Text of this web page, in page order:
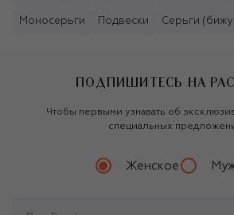
Моносерьги Подвески Серьги
ПОДПИШИТЕСЬ НА
Чтобы первыми узнавать об
специальных
Женское